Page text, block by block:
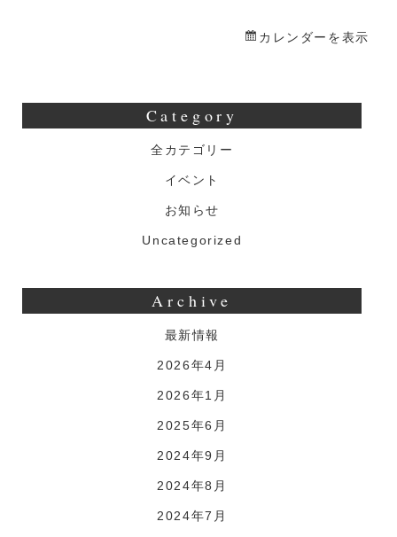
カレンダーを表示
Category
全カテゴリー
イベント
お知らせ
Uncategorized
Archive
最新情報
2026年4月
2026年1月
2025年6月
2024年9月
2024年8月
2024年7月